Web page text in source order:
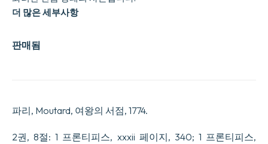
판매됨
더 많은 세부사항
파리, Moutard, 여왕의 서점, 1774.
2권, 8절: 1 프론티피스, xxxii 페이지, 340; 1 프론티피스,